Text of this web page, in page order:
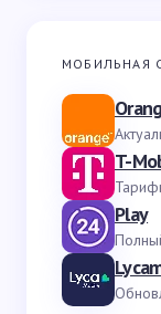
МОБИЛЬНАЯ
T-
Play